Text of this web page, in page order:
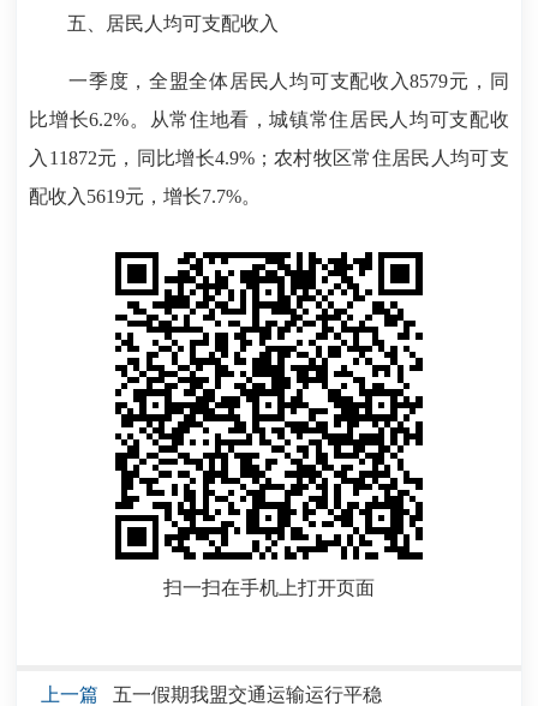
五、居民人均可支配收入
一季度，全盟全体居民人均可支配收入8579元，同
比增长6.2%。从常住地看，城镇常住居民人均可支配收
入11872元，同比增长4.9%；农村牧区常住居民人均可支
配收入5619元，增长7.7%。
扫一扫在手机上打开页面
上一篇
五一假期我盟交通运输运行平稳